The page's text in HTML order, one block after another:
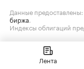
Данные предоставлены:
биржа
Индексы облигаций
Лента